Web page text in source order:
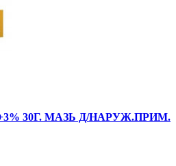
30Г. МАЗЬ Д/НАРУЖ.ПРИМ.